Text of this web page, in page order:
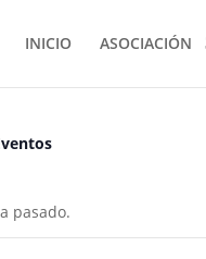
INICIO ASOCIACIÓN
pasado.